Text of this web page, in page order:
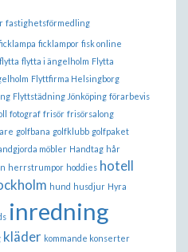
fastighetsförmedling
ficklampor fisk online
flytta flytta i ängelholm Flytta
Flyttfirma Helsingborg
Flyttstädning Jönköping förarbevis
fotograf frisör frisörsalong
golfbana golfklubb golfpaket
möbler Handtag hår
herrstrumpor hoddies hotell
hund husdjur Hyra
inredning
kläder kommande konserter